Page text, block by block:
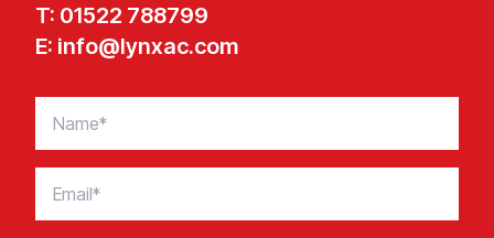
T: 01522 788799​​​​‌ ‍ ​‍​‍‌‍ ‌ ​‍‌‍‍‌‌‍‌ ‌‍‍‌‌‍ ‍​‍​‍​ ‍‍​‍​‍‌ ​ ‌‍​‌‌‍ ‍‌‍‍‌‌ ‌​‌ ‍‌​‍ ‍‌‍‍‌‌‍ ​‍​‍​‍ ​​‍​‍‌‍‍​‌ ​‍‌‍‌‌‌‍‌‍​‍​‍​ ‍‍​‍​‍​‍ ‌‍​‌‌‍‌​‌‍ ‌‌‍‍‌‌‍ ‍​‍ ‌‍‍‌‌‍ ‍‌ ‌​‌‍‌‌‌‍ ‍‌ ‌​​‍ ‌‍‌‌‌‍‌​‌‍‍‌‌ ‌​​‍ ‌‍ ‌‌‍ ‌‍‌​‌‍‌‌​ ‌‌ ​​‌ ​‍‌‍‌‌‌ ​ ‌‍‌‌‌‍ ‍‌ ‌​‌‍​‌‌ ‌​‌‍‍‌‌‍ ‌‍ ‍​ ‍ ‌‍‍‌‌‍‌​​ ‌‌‍‌ ‌‍ ​‌‍ ‌‍​‍‌‍​‌‌‍ ​‌‌​ ‌‍‌‌‌ ‌​‌ ‌​‌‍‍‌‌‍ ‍‌‍‌ ‌ ​ ​ ‍ ‌ ‌​‌ ‍‌‌ ​​‌‍‌‌​ ‌‌‍‌ ‌‍ ​‌‍ ‌‍​‍‌‍​‌‌‍ ​‌‌​ ‌‍‌‌‌ ‌​‌ ‌​‌‍‍‌‌‍ ‍‌‍‌ ‌ ​ ​ ‍ ‌ ​​‌‍​‌‌ ‌​‌‍‍​​ ‌‌ ​​‌‍‍​‌‍ ‌‍ ‍‌‍‌‌‌​ ‍‌ ‌‌‌‍ ‌‌‍​‍‌‍‌‌‌ ​‍​ ‌‍​‍‌‍​‌‌ ​ ‌‍‌‌‌‌‌‌‌ ​‍‌‍ ​​ ‌​‍‌‌​ ​‍‌​‌‍‌‍​‌‌‍‌​‌‍ ‌‌‍‍‌‌‍ ‍​‍‌‍‌‍‍‌‌‍‌​​ ‌‌‍‌ ‌‍ ​‌‍ ‌‍​‍‌‍​‌‌‍ ​‌‌​ ‌‍‌‌‌ ‌​‌ ‌​‌‍‍‌‌‍ ‍‌‍‌ ‌ ​ ​‍‌‍‌ ‌​‌ ‍‌‌ ​​‌‍‌‌​ ‌‌‍‌ ‌‍ ​‌‍ ‌‍​‍‌‍​‌‌‍ ​‌‌​ ‌‍‌‌‌ ‌​‌ ‌​‌‍‍‌‌‍ ‍‌‍‌ ‌ ​ ​‍‌‍‌ ​​‌‍​‌‌ ‌​‌‍‍​​ ‌‌ ​​‌‍‍​‌‍ ‌‍ ‍‌‍‌‌‌​ ‍‌ ‌‌‌‍ ‌‌‍​‍‌‍‌‌‌ ​‍​‍​‍‌ ‌
E: info@lynxac.com​​​​‌ ‍ ​‍​‍‌‍ ‌ ​‍‌‍‍‌‌‍‌ ‌‍‍‌‌‍ ‍​‍​‍​ ‍‍​‍​‍‌ ​ ‌‍​‌‌‍ ‍‌‍‍‌‌ ‌​‌ ‍‌​‍ ‍‌‍‍‌‌‍ ​‍​‍​‍ ​​‍​‍‌‍‍​‌ ​‍‌‍‌‌‌‍‌‍​‍​‍​ ‍‍​‍​‍​‍ ‌‍​‌‌‍‌​‌‍ ‌‌‍‍‌‌‍ ‍​‍ ‌‍‍‌‌‍ ‍‌ ‌​‌‍‌‌‌‍ ‍‌ ‌​​‍ ‌‍‌‌‌‍‌​‌‍‍‌‌ ‌​​‍ ‌‍ ‌‌‍ ‌‍‌​‌‍‌‌​ ‌‌ ​​‌ ​‍‌‍‌‌‌ ​ ‌‍‌‌‌‍ ‍‌ ‌​‌‍​‌‌ ‌​‌‍‍‌‌‍ ‌‍ ‍​ ‍ ‌‍‍‌‌‍‌​​ ‌‌‍‌ ‌‍ ​‌‍ ‌‍​‍‌‍​‌‌‍ ​‌‌​ ‌‍‌‌‌ ‌​‌ ‌​‌‍‍‌‌‍ ‍‌‍‌ ‌ ​ ​ ‍ ‌ ‌​‌ ‍‌‌ ​​‌‍‌‌​ ‌‌‍‌ ‌‍ ​‌‍ ‌‍​‍‌‍​‌‌‍ ​‌‌​ ‌‍‌‌‌ ‌​‌ ‌​‌‍‍‌‌‍ ‍‌‍‌ ‌ ​ ​ ‍ ‌ ​​‌‍​‌‌ ‌​‌‍‍​​ ‌‌‍​ ‌‍ ‌‍ ‍‌ ‌​‌‍​‌‌‍​ ‌ ‌​‌​‌‌‌‍ ‌‌‍​‌‌‍‍‌‌‍ ​​ ‌‍​‍‌‍​‌‌ ​ ‌‍‌‌‌‌‌‌‌ ​‍‌‍ ​​ ‌​‍‌‌​ ​‍‌​‌‍‌‍​‌‌‍‌​‌‍ ‌‌‍‍‌‌‍ ‍​‍‌‍‌‍‍‌‌‍‌​​ ‌‌‍‌ ‌‍ ​‌‍ ‌‍​‍‌‍​‌‌‍ ​‌‌​ ‌‍‌‌‌ ‌​‌ ‌​‌‍‍‌‌‍ ‍‌‍‌ ‌ ​ ​‍‌‍‌ ‌​‌ ‍‌‌ ​​‌‍‌‌​ ‌‌‍‌ ‌‍ ​‌‍ ‌‍​‍‌‍​‌‌‍ ​‌‌​ ‌‍‌‌‌ ‌​‌ ‌​‌‍‍‌‌‍ ‍‌‍‌ ‌ ​ ​‍‌‍‌ ​​‌‍​‌‌ ‌​‌‍‍​​ ‌‌‍​ ‌‍ ‌‍ ‍‌ ‌​‌‍​‌‌‍​ ‌ ‌​‌​‌‌‌‍ ‌‌‍​‌‌‍‍‌‌‍ ​​‍​‍‌ ‌